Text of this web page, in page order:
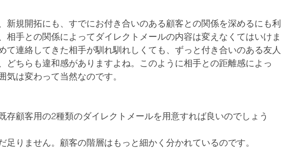
新規開拓にも、すでにお付き合いのある顧客との関係を深めるにも利
相手との関係によってダイレクトメールの内容は変えなくてはいけま
て連絡してきた相手が馴れ馴れしくても、ずっと付き合いのある友人
どちらも違和感がありますよね。このように相手との距離感によっ
気は変わって当然なのです。
存顧客用の2種類のダイレクトメールを用意すれば良いのでしょう
足りません。顧客の階層はもっと細かく分かれているのです。